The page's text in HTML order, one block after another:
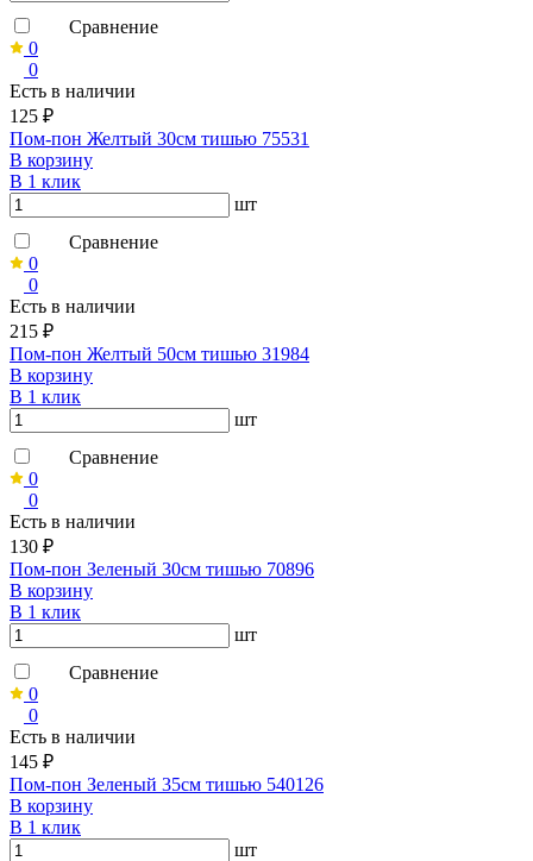
Сравнение
0
0
Есть в наличии
125 ₽
Пом-пон Желтый 30см тишью 75531
В корзину
В 1 клик
шт
Сравнение
0
0
Есть в наличии
215 ₽
Пом-пон Желтый 50см тишью 31984
В корзину
В 1 клик
шт
Сравнение
0
0
Есть в наличии
130 ₽
Пом-пон Зеленый 30см тишью 70896
В корзину
В 1 клик
шт
Сравнение
0
0
Есть в наличии
145 ₽
Пом-пон Зеленый 35см тишью 540126
В корзину
В 1 клик
шт